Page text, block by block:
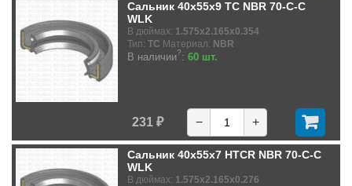
Сальник 40x55x9 TC NBR 70-C-C
WLK
В дюймах: 1.575x2.165x0.354
Тип: TC Материал: NBR
В наличии?: 60 шт.
231 ₽ − +
Сальник 40x55x7 HTCR NBR 70-C-C
WLK
В дюймах: 1.575x2.165x0.276